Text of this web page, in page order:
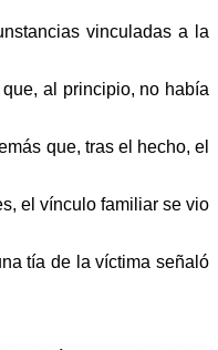
vinculadas a la
al principio, no había
que, tras el hecho, el
el vínculo familiar se vio
tía de la víctima señaló